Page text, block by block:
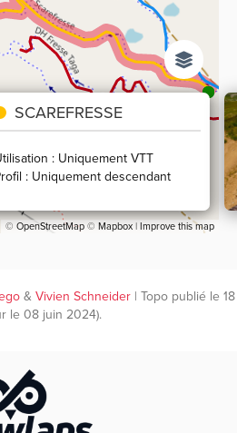
© OpenStreetMap© Mapbox|Improve this map
SCAREFRESSE
: Uniquement VTT
: Uniquement descendant
&Vivien Schneider | Topo publié le 18
le 08 juin 2024).